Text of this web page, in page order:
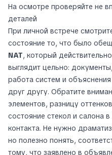
На осмотре проверяйте не
деталей
При личной встрече
состояние то, что было
NAT, который
выглядит цельно:
работа систем и
друг другу. Обратите
элементов, разницу
состояние стекол и салона
контакта. Не нужно
но полезно понять,
тому, что заявлено в